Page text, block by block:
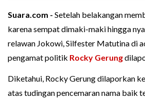
Suara.com - Setelah belakangan
karena sempat dimaki-maki hingga
relawan Jokowi, Silfester Matutina di
pengamat politik Rocky Gerung
Diketahui, Rocky Gerung dilaporkan
atas tudingan pencemaran nama baik